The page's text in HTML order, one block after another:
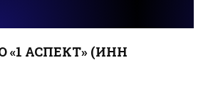
«1 АСПЕКТ» (ИНН